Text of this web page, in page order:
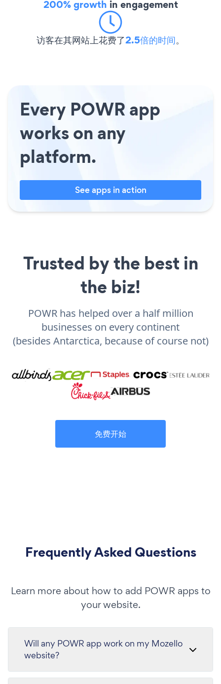
200% growth in engagement
访客在其网站上花费了2.5倍的时间。
Every POWR app
works on any
platform.
See apps in action
Trusted by the best in
the biz!
POWR has helped over a half million
businesses on every continent
(besides Antarctica, because of course not)
免费开始
Frequently Asked Questions
Learn more about how to add POWR apps to
your website.
Will any POWR app work on my Mozello
website?